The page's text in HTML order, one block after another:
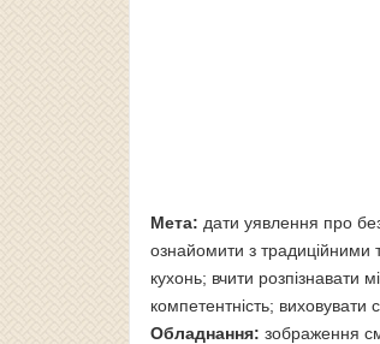
Мета: дати уявлення про
ознайомити з традиційними
кухонь; вчити розпізнавати
компетентність;
Обладнання: зображення